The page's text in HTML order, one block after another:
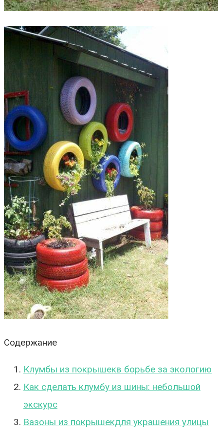
Содержание
Клумбы из покрышекв борьбе за экологию
Как сделать клумбу из шины: небольшой
экскурс
Вазоны из покрышекдля украшения улицы